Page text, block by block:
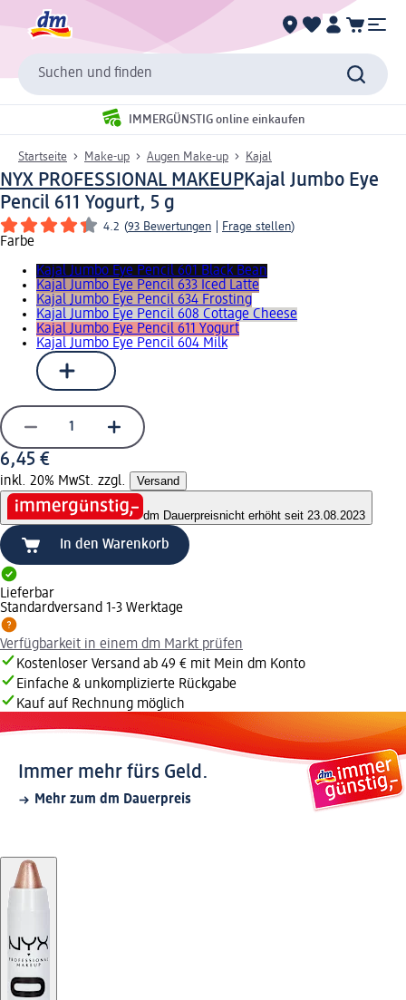
Suchen und finden
IMMERGÜNSTIG online einkaufen
Startseite Make-up Augen Make-up Kajal
NYX PROFESSIONAL MAKEUPKajal Jumbo Eye
Pencil 611 Yogurt, 5 g
4.2 (93 Bewertungen Frage stellen)
Farbe
Kajal Jumbo Eye Pencil 601 Black Bean
Kajal Jumbo Eye Pencil 633 Iced Latte
Kajal Jumbo Eye Pencil 634 Frosting
Kajal Jumbo Eye Pencil 608 Cottage Cheese
Kajal Jumbo Eye Pencil 611 Yogurt
Kajal Jumbo Eye Pencil 604 Milk
6,45 €
inkl. 20% MwSt. zzgl. Versand
dm Dauerpreisnicht erhöht seit 23.08.2023
In den Warenkorb
Lieferbar
Standardversand 1-3 Werktage
Verfügbarkeit in einem dm Markt prüfen
Kostenloser Versand ab 49 € mit Mein dm Konto
Einfache & unkomplizierte Rückgabe
Kauf auf Rechnung möglich
Immer mehr fürs Geld.
Mehr zum dm Dauerpreis